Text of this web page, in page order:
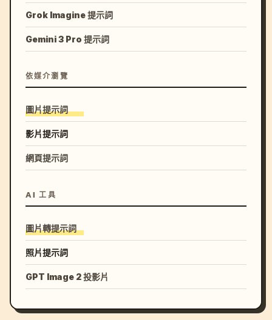
Grok Imagine 提示詞
Gemini 3 Pro 提示詞
依媒介瀏覽
圖片提示詞
影片提示詞
網頁提示詞
AI 工具
圖片轉提示詞
照片提示詞
GPT Image 2 投影片